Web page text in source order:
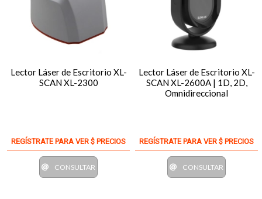
Lector Láser de Escritorio XL-
SCAN XL-2300
REGÍSTRATE PARA VER $ PRECIOS
CONSULTAR
Lector Láser de Escritorio XL-
SCAN XL-2600A | 1D, 2D,
Omnidireccional
REGÍSTRATE PARA VER $ PRECIOS
CONSULTAR